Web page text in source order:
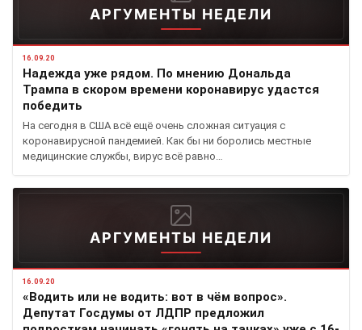
АРГУМЕНТЫ НЕДЕЛИ
16.09.20
Надежда уже рядом. По мнению Дональда
Трампа в скором времени коронавирус удастся
победить
На сегодня в США всё ещё очень сложная ситуация с
коронавирусной пандемией. Как бы ни боролись местные
медицинские службы, вирус всё равно…
АРГУМЕНТЫ НЕДЕЛИ
16.09.20
«Водить или не водить: вот в чём вопрос».
Депутат Госдумы от ЛДПР предложил